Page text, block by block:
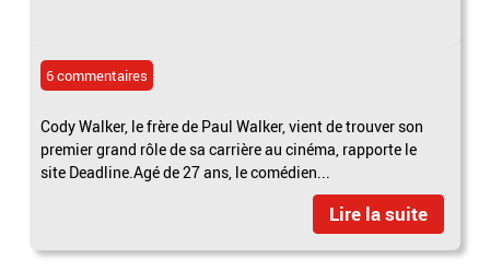
6 commentaires
Cody Walker, le frère de Paul Walker, vient de trouver son
premier grand rôle de sa carrière au cinéma, rapporte le
site Deadline.Agé de 27 ans, le comédien...
Lire la suite